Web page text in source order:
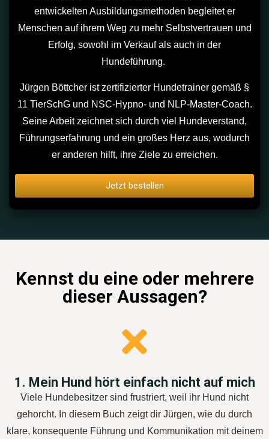
entwickelten Ausbildungsmethoden begleitet er
Menschen auf ihrem Weg zu mehr Selbstvertrauen und
Erfolg, sowohl im Verkauf als auch in der
Hundeführung.
Jürgen Böttcher ist zertifizierter Hundetrainer gemäß §
11 TierSchG und NSC-Hypno- und NLP-Master-Coach.
Seine Arbeit zeichnet sich durch viel Hundeverstand,
Führungserfahrung und ein großes Herz aus, wodurch
er anderen hilft, ihre Ziele zu erreichen.
Jetzt bestellen
Kennst du eine oder mehrere
dieser Aussagen?
1. Mein Hund hört einfach nicht auf mich
Viele Hundebesitzer sind frustriert, weil ihr Hund nicht
gehorcht. In diesem Buch zeigt dir Jürgen, wie du durch
klare, konsequente Führung und Kommunikation mit deinem